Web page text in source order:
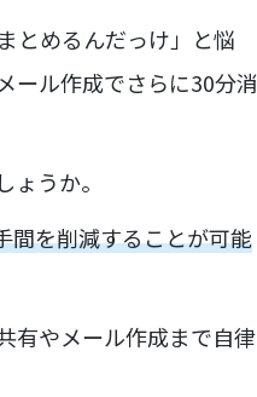
とめるんだっけ」と悩
ール作成でさらに30分消
うか。
間を削減することが可能
有やメール作成まで自律